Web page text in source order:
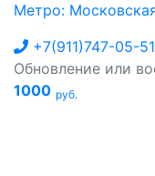
Метро:
+7(911)747-05-51
Обновление или
1000 руб.